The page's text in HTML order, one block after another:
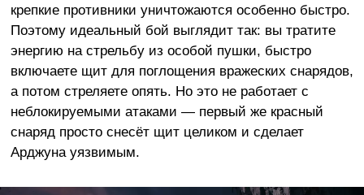
крепкие противники уничтожаются особенно быстро.
Поэтому идеальный бой выглядит так: вы тратите
энергию на стрельбу из особой пушки, быстро
включаете щит для поглощения вражеских снарядов,
а потом стреляете опять. Но это не работает с
неблокируемыми атаками — первый же красный
снаряд просто снесёт щит целиком и сделает
Арджуна уязвимым.